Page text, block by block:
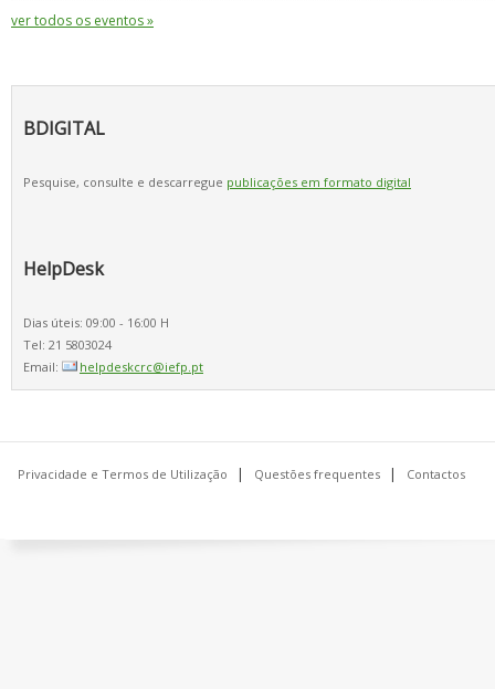
ver todos os eventos »
BDIGITAL
Pesquise, consulte e descarregue publicações em formato digital
HelpDesk
Dias úteis: 09:00 - 16:00 H
Tel: 21 5803024
Email:
helpdeskcrc@iefp.pt
Privacidade e Termos de Utilização Questões frequentes Contactos